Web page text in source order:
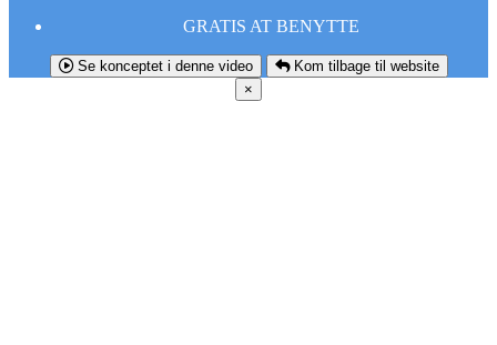
GRATIS AT BENYTTE
Se konceptet i denne video
Kom tilbage til website
×